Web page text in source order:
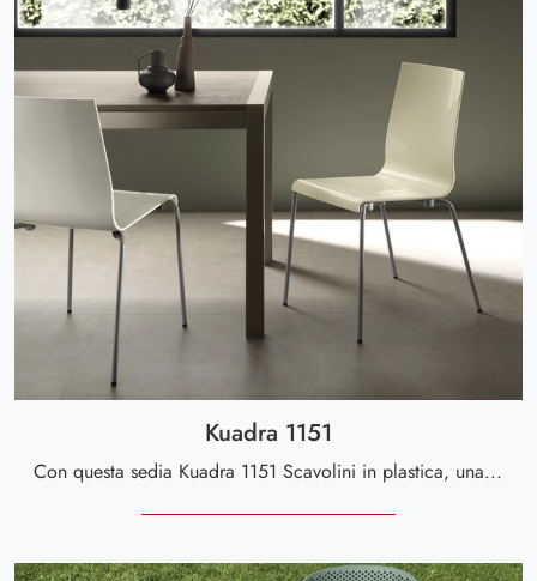
Kuadra 1151
Con questa sedia Kuadra 1151 Scavolini in plastica, una tra le nostre sedute impilabili moderne, potrai impreziosire i tuoi interni.